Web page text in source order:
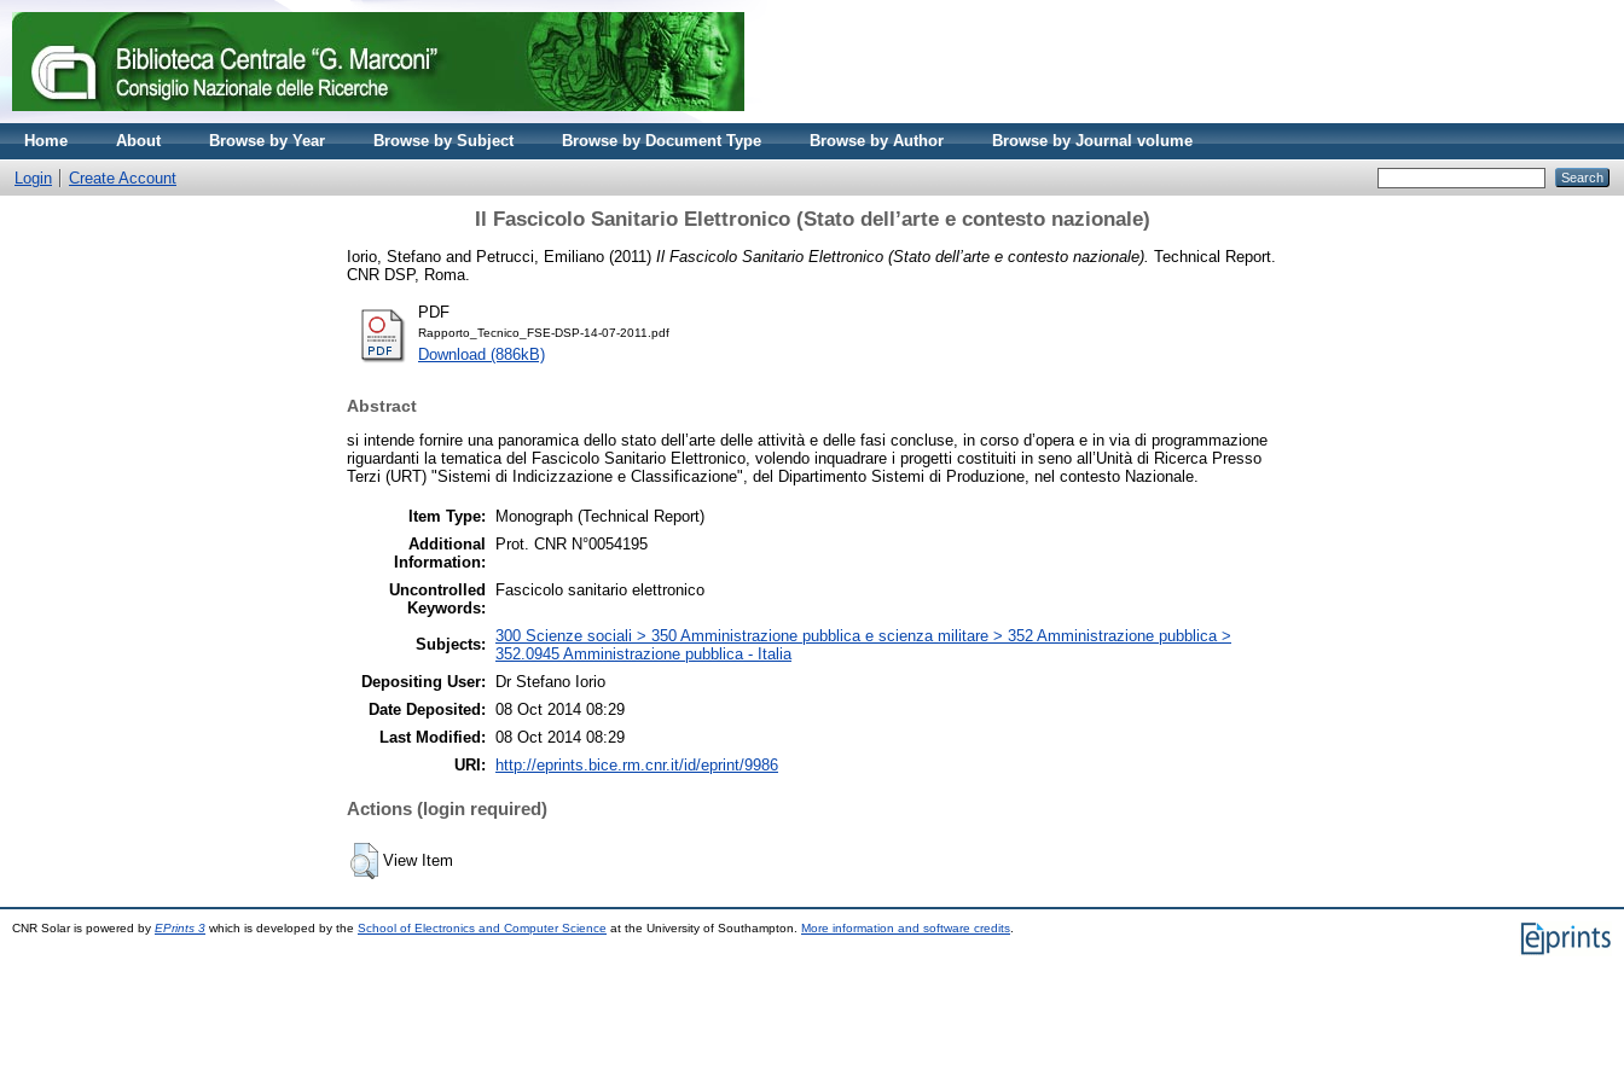
Home About Browse by Year Browse by Subject Browse by Document Type Browse by Author Browse by Journal volume
Login Create Account
Il Fascicolo Sanitario Elettronico (Stato dell’arte e contesto nazionale)
Iorio, Stefano and Petrucci, Emiliano (2011) Il Fascicolo Sanitario Elettronico (Stato dell’arte e contesto nazionale). Technical Report.
CNR DSP, Roma.
PDF
Rapporto_Tecnico_FSE-DSP-14-07-2011.pdf
Download (886kB)
Abstract
si intende fornire una panoramica dello stato dell’arte delle attività e delle fasi concluse, in corso d’opera e in via di programmazione
riguardanti la tematica del Fascicolo Sanitario Elettronico, volendo inquadrare i progetti costituiti in seno all’Unità di Ricerca Presso
Terzi (URT) "Sistemi di Indicizzazione e Classificazione", del Dipartimento Sistemi di Produzione, nel contesto Nazionale.
Item Type:
Monograph (Technical Report)
Additional
Information:
Prot. CNR N°0054195
Uncontrolled
Keywords:
Fascicolo sanitario elettronico
Subjects: 300 Scienze sociali > 350 Amministrazione pubblica e scienza militare > 352 Amministrazione pubblica >
352.0945 Amministrazione pubblica - Italia
Depositing User:
Dr Stefano Iorio
Date Deposited: 08 Oct 2014 08:29
Last Modified: 08 Oct 2014 08:29
URI:
http://eprints.bice.rm.cnr.it/id/eprint/9986
Actions (login required)
View Item
CNR Solar is powered by EPrints 3 which is developed by the School of Electronics and Computer Science at the University of Southampton. More information and software credits